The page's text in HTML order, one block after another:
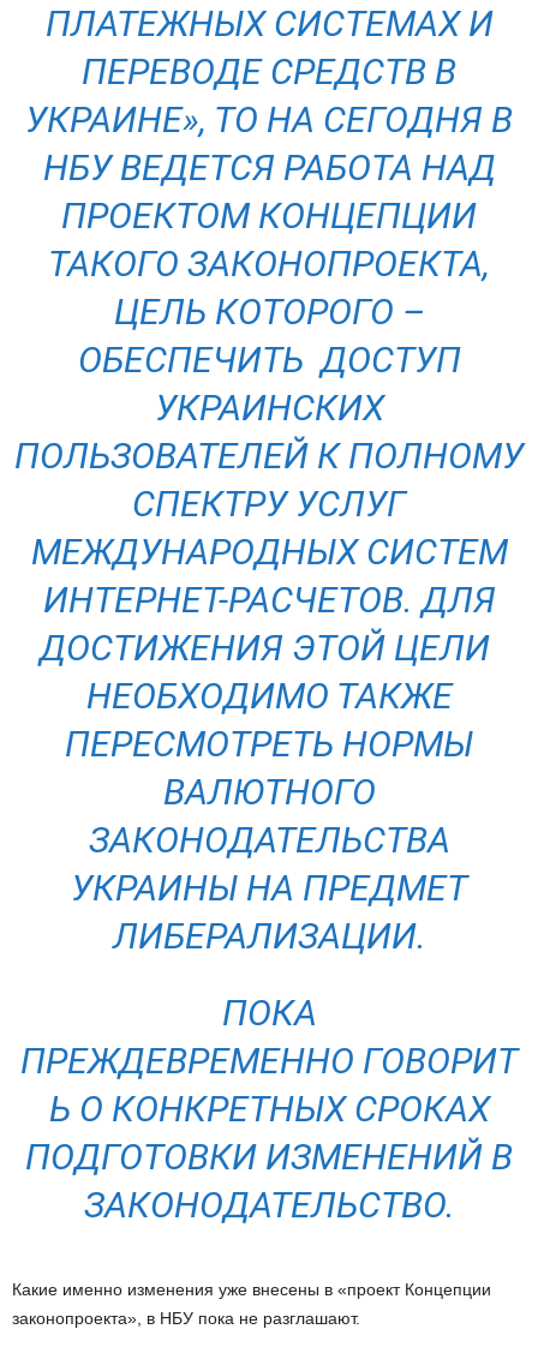
ПЛАТЕЖНЫХ СИСТЕМАХ И
ПЕРЕВОДЕ СРЕДСТВ В
УКРАИНЕ», ТО НА СЕГОДНЯ В
НБУ ВЕДЕТСЯ РАБОТА НАД
ПРОЕКТОМ КОНЦЕПЦИИ
ТАКОГО ЗАКОНОПРОЕКТА,
ЦЕЛЬ КОТОРОГО –
ОБЕСПЕЧИТЬ ДОСТУП
УКРАИНСКИХ
ПОЛЬЗОВАТЕЛЕЙ К ПОЛНОМУ
СПЕКТРУ УСЛУГ
МЕЖДУНАРОДНЫХ СИСТЕМ
ИНТЕРНЕТ-РАСЧЕТОВ. ДЛЯ
ДОСТИЖЕНИЯ ЭТОЙ ЦЕЛИ
НЕОБХОДИМО ТАКЖЕ
ПЕРЕСМОТРЕТЬ НОРМЫ
ВАЛЮТНОГО
ЗАКОНОДАТЕЛЬСТВА
УКРАИНЫ НА ПРЕДМЕТ
ЛИБЕРАЛИЗАЦИИ.
ПОКА
ПРЕЖДЕВРЕМЕННО ГОВОРИТ
Ь О КОНКРЕТНЫХ СРОКАХ
ПОДГОТОВКИ ИЗМЕНЕНИЙ В
ЗАКОНОДАТЕЛЬСТВО.
Какие именно изменения уже внесены в «проект Концепции
законопроекта», в НБУ пока не разглашают.